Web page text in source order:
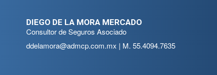
DIEGO DE LA MORA MERCADO
Consultor de Seguros Asociado
ddelamora@admcp.com.mx | M. 55.4094.7635